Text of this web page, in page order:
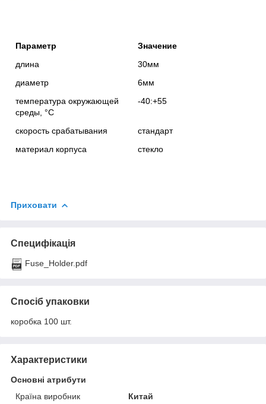
Параметр
Значение
длина
30мм
диаметр
6мм
температура окружающей
среды, °С
-40:+55
скорость срабатывания
стандарт
материал корпуса
стекло
Приховати
Специфікація
Fuse_Holder.pdf
Спосіб упаковки
коробка 100 шт.
Характеристики
Основні атрибути
Країна виробник
Китай